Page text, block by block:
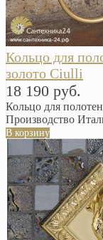
Кольцо для
золото Ciulli
18 190 руб.
Кольцо для
Производство
В корзину